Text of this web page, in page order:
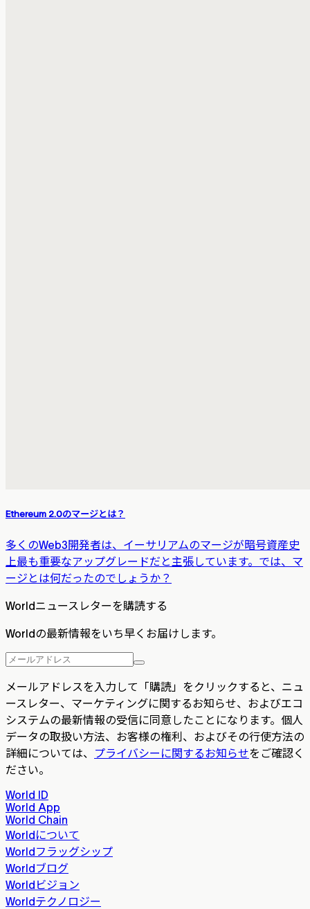
Ethereum 2.0のマージとは？
多くのWeb3開発者は、イーサリアムのマージが暗号資産史
上最も重要なアップグレードだと主張しています。では、マ
ージとは何だったのでしょうか？
Worldニュースレターを購読する
Worldの最新情報をいち早くお届けします。
メールアドレスを入力して「購読」をクリックすると、ニュ
ースレター、マーケティングに関するお知らせ、およびエコ
システムの最新情報の受信に同意したことになります。個人
データの取扱い方法、お客様の権利、およびその行使方法の
詳細については、
プライバシーに関するお知らせをご確認く
ださい。
World ID
World App
World Chain
Worldについて
Worldフラッグシップ
Worldブログ
Worldビジョン
Worldテクノロジー